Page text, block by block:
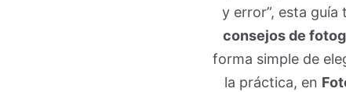
y error”, esta
consejos de
forma simple de
la práctica, en